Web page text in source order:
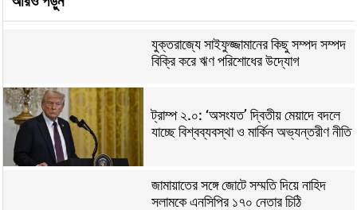
যুক্তরাজ্যে সাইফুজ্জামানের কিছু সম্পদ সম্পদ
বিক্রি করে ঋণ পরিশোধের উদ্যোগ
ট্রাম্প ২.০: ‘অসংযত’ দ্বিতীয় মেয়াদে বদলে
যাচ্ছে বিশ্বব্যবস্থা ও মার্কিন অভ্যন্তরীণ নীতি
জামায়াতের সঙ্গে জোটে সম্মতি দিয়ে নাহিদ
সলামকে এনসিপির ১৭০ নেতার চিঠি